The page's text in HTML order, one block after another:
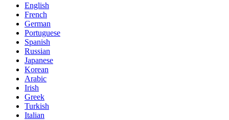
English
French
German
Portuguese
Spanish
Russian
Japanese
Korean
Arabic
Irish
Greek
Turkish
Italian